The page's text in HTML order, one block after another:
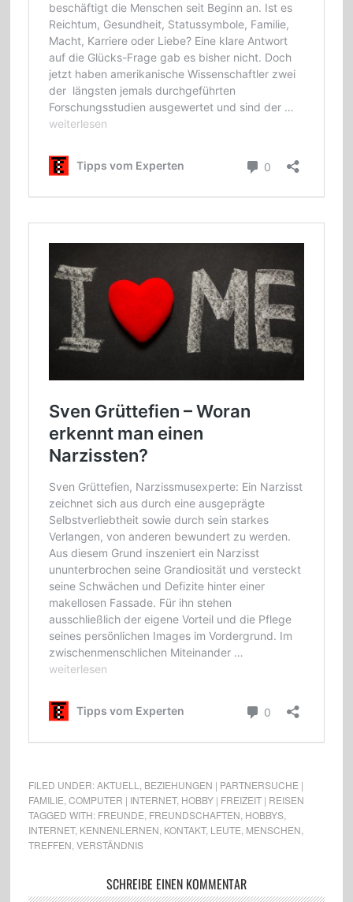
FILED UNDER:AKTUELL
BEZIEHUNGEN | PARTNERSUCHE |
FAMILIE COMPUTER | INTERNET, HOBBY | FREIZEIT | REISEN
TAGGED WITH: FREUNDE FREUNDSCHAFTEN HOBBYS,
INTERNET, KENNENLERNEN KONTAKT, LEUTE MENSCHEN
TREFFEN VERSTÄNDNIS
SCHREIBE EINEN KOMMENTAR